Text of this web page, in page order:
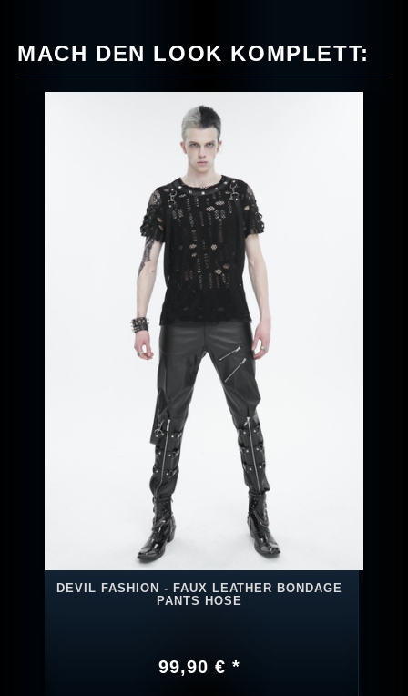
MACH DEN LOOK KOMPLETT:
DEVIL FASHION - FAUX LEATHER BONDAGE
PANTS HOSE
99,90 € *